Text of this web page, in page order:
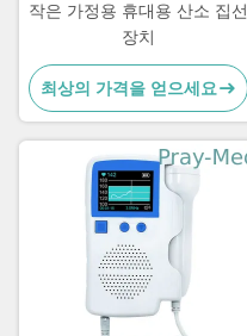
작은 가정용 휴대용 산소 집선
장치
최상의 가격을 얻으세요